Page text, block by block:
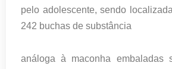
pelo adolescente, sendo
242 buchas de substância
análoga à maconha embaladas